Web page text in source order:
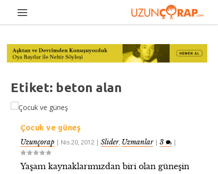
Etiket: beton alan
Çocuk ve güneş
Uzunçorap | Nis 20, 2012 |Slider, Uzmanlar|3 |
Yaşam kaynaklarımızdan biri olan güneşin